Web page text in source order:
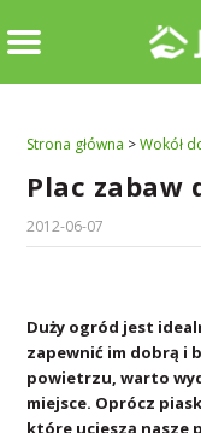
Strona główna >Wokół
Plac zabaw
2012-06-07
Duży ogród jest
zapewnić im dobrą i
powietrzu, warto
miejsce. Oprócz
które ucieszą nasze